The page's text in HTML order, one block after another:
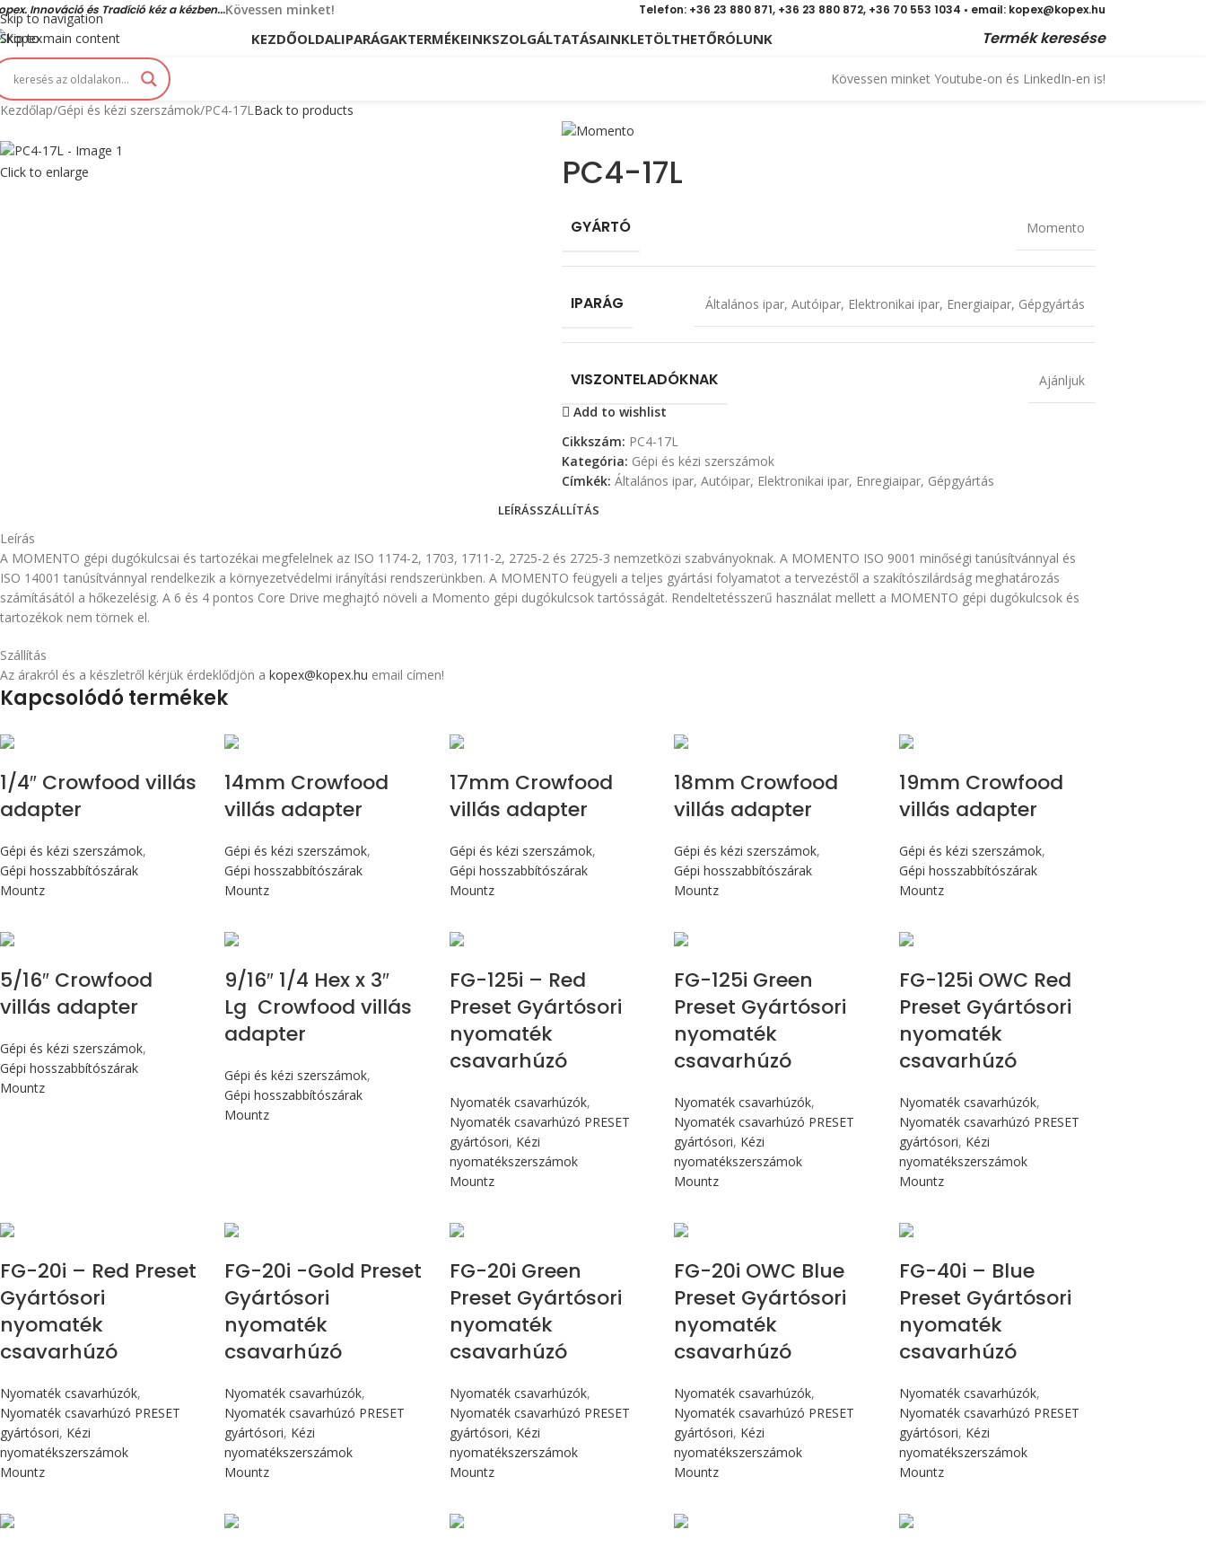
Skip to navigation
Skip to main content
Innováció és Tradíció kéz a kézben...Kövessen minket! Telefon: +36 23 880 871, +36 23 880 872, +36 70 553 1034 • email: kopex@kopex.hu
KEZDŐOLDALIPARÁGAKTERMÉKEINKSZOLGÁLTATÁSAINKLETÖLTHETŐRÓLUNK Termék keresése
Kövessen minket Youtube-on és LinkedIn-en is!
Kezdőlap Gépi és kézi szerszámok PC4-17LBack to products
Click to enlarge PC4-17L
GYÁRTÓ Momento
IPARÁG Általános ipar, Autóipar, Elektronikai ipar, Energiaipar, Gépgyártás
VISZONTELADÓKNAK
Ajánljuk
Add to wishlist
Cikkszám: PC4-17L
Kategória: Gépi és kézi szerszámok
Címkék: Általános ipar, Autóipar, Elektronikai ipar, Enregiaipar, Gépgyártás
LEÍRÁSSZÁLLÍTÁS
Leírás
A MOMENTO gépi dugókulcsai és tartozékai megfelelnek az ISO 1174-2, 1703, 1711-2, 2725-2 és 2725-3 nemzetközi szabványoknak. A MOMENTO ISO 9001 minőségi tanúsítvánnyal és
ISO 14001 tanúsítvánnyal rendelkezik a környezetvédelmi irányítási rendszerünkben. A MOMENTO feügyeli a teljes gyártási folyamatot a tervezéstől a szakítószilárdság meghatározás
számításától a hőkezelésig. A 6 és 4 pontos Core Drive meghajtó növeli a Momento gépi dugókulcsok tartósságát. Rendeltetésszerű használat mellett a MOMENTO gépi dugókulcsok és
tartozékok nem törnek el.
Szállítás
Az árakról és a készletről kérjük érdeklődjön a kopex@kopex.hu email címen!
Kapcsolódó termékek
1/4″ Crowfood villás
adapter
Gépi és kézi szerszámok,
Gépi hosszabbítószárak
Mountz
14mm Crowfood
villás adapter
Gépi és kézi szerszámok,
Gépi hosszabbítószárak
Mountz
17mm Crowfood
villás adapter
Gépi és kézi szerszámok,
Gépi hosszabbítószárak
Mountz
18mm Crowfood
villás adapter
Gépi és kézi szerszámok,
Gépi hosszabbítószárak
Mountz
19mm Crowfood
villás adapter
Gépi és kézi szerszámok,
Gépi hosszabbítószárak
Mountz
5/16″ Crowfood
villás adapter
Gépi és kézi szerszámok,
Gépi hosszabbítószárak
Mountz
9/16″ 1/4 Hex x 3″
Lg Crowfood villás
adapter
Gépi és kézi szerszámok,
Gépi hosszabbítószárak
Mountz
FG-125i – Red
Preset Gyártósori
nyomaték
csavarhúzó
Nyomaték csavarhúzók,
Nyomaték csavarhúzó PRESET
gyártósori, Kézi
nyomatékszerszámok
Mountz
FG-125i Green
Preset Gyártósori
nyomaték
csavarhúzó
Nyomaték csavarhúzók,
Nyomaték csavarhúzó PRESET
gyártósori, Kézi
nyomatékszerszámok
Mountz
FG-125i OWC Red
Preset Gyártósori
nyomaték
csavarhúzó
Nyomaték csavarhúzók,
Nyomaték csavarhúzó PRESET
gyártósori, Kézi
nyomatékszerszámok
Mountz
FG-20i – Red Preset
Gyártósori
nyomaték
csavarhúzó
Nyomaték csavarhúzók,
Nyomaték csavarhúzó PRESET
gyártósori, Kézi
nyomatékszerszámok
Mountz
FG-20i -Gold Preset
Gyártósori
nyomaték
csavarhúzó
Nyomaték csavarhúzók,
Nyomaték csavarhúzó PRESET
gyártósori, Kézi
nyomatékszerszámok
Mountz
FG-20i Green
Preset Gyártósori
nyomaték
csavarhúzó
Nyomaték csavarhúzók,
Nyomaték csavarhúzó PRESET
gyártósori, Kézi
nyomatékszerszámok
Mountz
FG-20i OWC Blue
Preset Gyártósori
nyomaték
csavarhúzó
Nyomaték csavarhúzók,
Nyomaték csavarhúzó PRESET
gyártósori, Kézi
nyomatékszerszámok
Mountz
FG-40i – Blue
Preset Gyártósori
nyomaték
csavarhúzó
Nyomaték csavarhúzók,
Nyomaték csavarhúzó PRESET
gyártósori, Kézi
nyomatékszerszámok
Mountz